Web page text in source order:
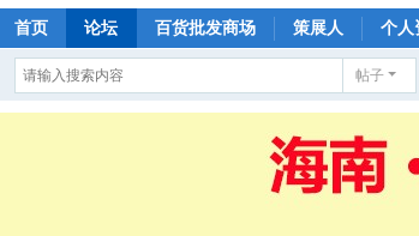
首页 论坛 百货批发商场 策展人 个人
帖子